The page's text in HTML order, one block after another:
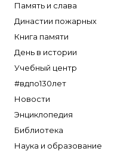
Память и слава
Династии пожарных
Книга памяти
День в истории
Учебный центр
#вдпо130лет
Новости
Энциклопедия
Библиотека
Наука и образование